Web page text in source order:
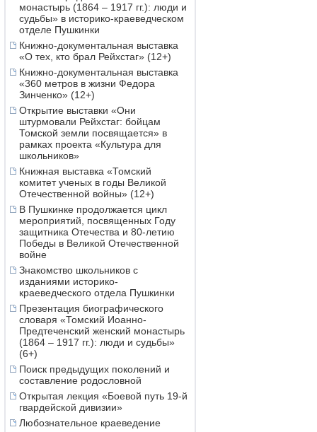
монастырь (1864 – 1917 гг.): люди и
судьбы» в историко-краеведческом
отделе Пушкинки
Книжно-документальная выставка
«О тех, кто брал Рейхстаг» (12+)
Книжно-документальная выставка
«360 метров в жизни Федора
Зинченко» (12+)
Открытие выставки «Они
штурмовали Рейхстаг: бойцам
Томской земли посвящается» в
рамках проекта «Культура для
школьников»
Книжная выставка «Томский
комитет ученых в годы Великой
Отечественной войны» (12+)
В Пушкинке продолжается цикл
мероприятий, посвященных Году
защитника Отечества и 80-летию
Победы в Великой Отечественной
войне
Знакомство школьников с
изданиями историко-
краеведческого отдела Пушкинки
Презентация биографического
словаря «Томский Иоанно-
Предтеченский женский монастырь
(1864 – 1917 гг.): люди и судьбы»
(6+)
Поиск предыдущих поколений и
составление родословной
Открытая лекция «Боевой путь 19-й
гвардейской дивизии»
Любознательное краеведение